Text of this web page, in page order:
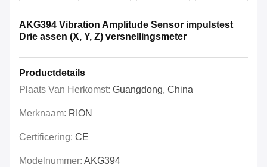
AKG394 Vibration Amplitude Sensor impulstest
Drie assen (X, Y, Z) versnellingsmeter
Productdetails
Plaats Van Herkomst: Guangdong, China
Merknaam: RION
Certificering: CE
Modelnummer: AKG394